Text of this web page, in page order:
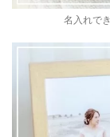
名入れで